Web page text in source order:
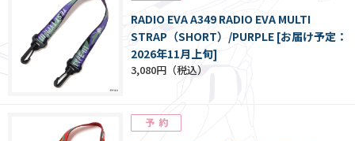
RADIO EVA A349 RADIO EVA MULTI
STRAP（SHORT）/PURPLE [お届け予定：
2026年11月上旬]
3,080円